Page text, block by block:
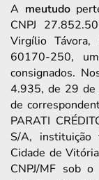
A meutudo
CNPJ
Virgílio Távora,
60170-250,
consignados.
4.935, de 29 de
de
PARATI
S/A, instituição
Cidade de
CNPJ/MF sob